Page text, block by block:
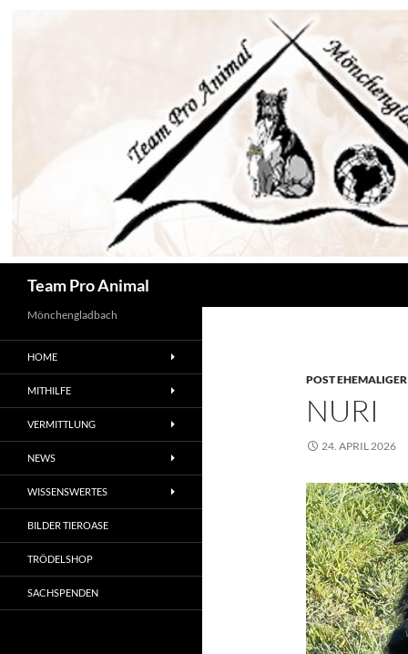
Team Pro Animal
POST EHEMALIGER
NURI
24. APRIL 2026
Mönchengladbach
HOME
MITHILFE
VERMITTLUNG
NEWS
WISSENSWERTES
BILDER TIEROASE
TRÖDELSHOP
SACHSPENDEN